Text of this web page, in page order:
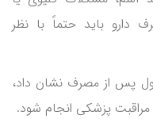
باید حتماً با نظر
پس از مصرف نشان داد،
پزشکی انجام شود.